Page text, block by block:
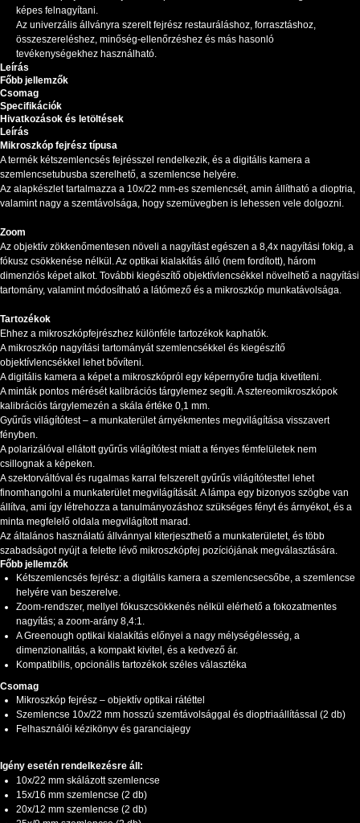
képes felnagyítani.
Az univerzális állványra szerelt fejrész restauráláshoz, forrasztáshoz,
összeszereléshez, minőség-ellenőrzéshez és más hasonló
tevékenységekhez használható.
Leírás
Főbb jellemzők
Csomag
Specifikációk
Hivatkozások és letöltések
Leírás
Mikroszkóp fejrész típusa
A termék kétszemlencsés fejrésszel rendelkezik, és a digitális kamera a
szemlencsetubusba szerelhető, a szemlencse helyére.
Az alapkészlet tartalmazza a 10x/22 mm-es szemlencsét, amin állítható a dioptria,
valamint nagy a szemtávolsága, hogy szemüvegben is lehessen vele dolgozni.
Zoom
Az objektív zökkenőmentesen növeli a nagyítást egészen a 8,4x nagyítási fokig, a
fókusz csökkenése nélkül. Az optikai kialakítás álló (nem fordított), három
dimenziós képet alkot. További kiegészítő objektívlencsékkel növelhető a nagyítási
tartomány, valamint módosítható a látómező és a mikroszkóp munkatávolsága.
Tartozékok
Ehhez a mikroszkópfejrészhez különféle tartozékok kaphatók.
A mikroszkóp nagyítási tartományát szemlencsékkel és kiegészítő
objektívlencsékkel lehet bővíteni.
A digitális kamera a képet a mikroszkópról egy képernyőre tudja kivetíteni.
A minták pontos mérését kalibrációs tárgylemez segíti. A sztereomikroszkópok
kalibrációs tárgylemezén a skála értéke 0,1 mm.
Gyűrűs világítótest – a munkaterület árnyékmentes megvilágítása visszavert
fényben.
A polarizálóval ellátott gyűrűs világítótest miatt a fényes fémfelületek nem
csillognak a képeken.
A szektorváltóval és rugalmas karral felszerelt gyűrűs világítótesttel lehet
finomhangolni a munkaterület megvilágítását. A lámpa egy bizonyos szögbe van
állítva, ami így létrehozza a tanulmányozáshoz szükséges fényt és árnyékot, és a
minta megfelelő oldala megvilágított marad.
Az általános használatú állvánnyal kiterjeszthető a munkaterületet, és több
szabadságot nyújt a felette lévő mikroszkópfej pozíciójának megválasztására.
Főbb jellemzők
Kétszemlencsés fejrész: a digitális kamera a szemlencsecsőbe, a szemlencse
helyére van beszerelve.
Zoom-rendszer, mellyel fókuszcsökkenés nélkül elérhető a fokozatmentes
nagyítás; a zoom-arány 8,4:1.
A Greenough optikai kialakítás előnyei a nagy mélységélesség, a
dimenzionalitás, a kompakt kivitel, és a kedvező ár.
Kompatibilis, opcionális tartozékok széles választéka
Csomag
Mikroszkóp fejrész – objektív optikai rátéttel
Szemlencse 10x/22 mm hosszú szemtávolsággal és dioptriaállítással (2 db)
Felhasználói kézikönyv és garanciajegy
Igény esetén rendelkezésre áll:
10x/22 mm skálázott szemlencse
15x/16 mm szemlencse (2 db)
20x/12 mm szemlencse (2 db)